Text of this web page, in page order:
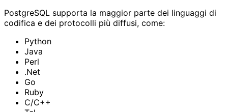
PostgreSQL supporta la maggior parte dei linguaggi di
codifica e dei protocolli più diffusi, come:
Python
Java
Perl
.Net
Go
Ruby
C/C++